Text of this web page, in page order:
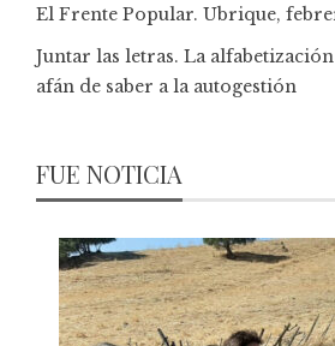
El Frente Popular. Ubrique,
Juntar las letras. La
afán de saber a la autogestión
FUE NOTICIA